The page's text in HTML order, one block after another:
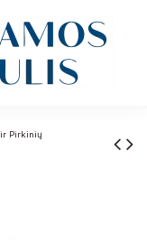
Pirkinių